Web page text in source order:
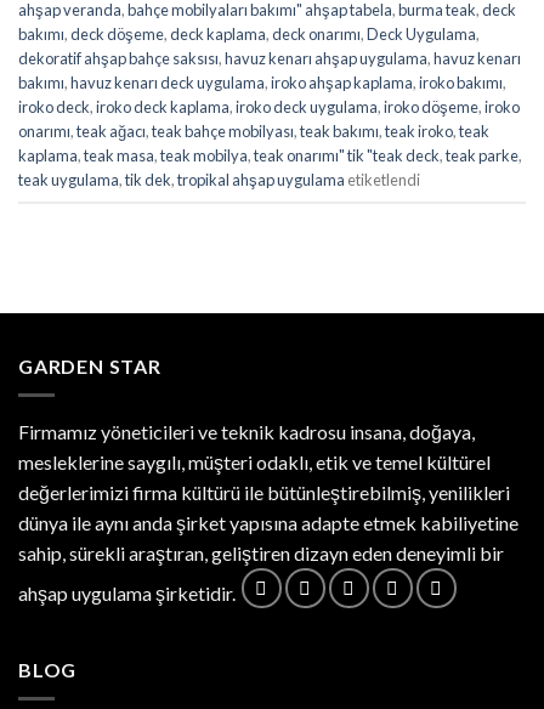
ahşap veranda,bahçe mobilyaları bakımı" ahşap tabela,burma teak,deck
bakımı,deck döşeme,deck kaplama,deck onarımı,Deck Uygulama,
dekoratif ahşap bahçe saksısı,havuz kenarı ahşap uygulama,havuz kenarı
bakımı,havuz kenarı deck uygulama,iroko ahşap kaplama,iroko bakımı,
iroko deck,iroko deck kaplama,iroko deck uygulama,iroko döşeme,iroko
onarımı,teak ağacı,teak bahçe mobilyası,teak bakımı,teak iroko,teak
kaplama,teak masa,teak mobilya,teak onarımı" tik "teak deck,teak parke,
teak uygulama,tik dek,tropikal ahşap uygulama etiketlendi
GARDEN STAR
Firmamız yöneticileri ve teknik kadrosu insana, doğaya,
mesleklerine saygılı, müşteri odaklı, etik ve temel kültürel
değerlerimizi firma kültürü ile bütünleştirebilmiş, yenilikleri
dünya ile aynı anda şirket yapısına adapte etmek kabiliyetine
sahip, sürekli araştıran, geliştiren dizayn eden deneyimli bir
ahşap uygulama şirketidir.
BLOG